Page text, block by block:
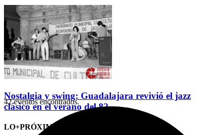
Nostalgia y swing: Guadalajara revivió el jazz
clásico en el verano del 82
LO+PRÓXIMO (CITAS)
42 eventos encontrados.